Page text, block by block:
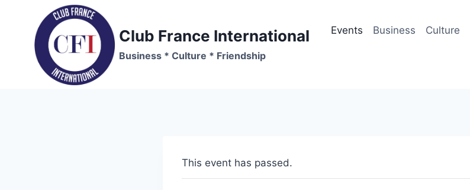
content
Club France International
Business * Culture * Friendship
Events Business Culture
This event has passed.